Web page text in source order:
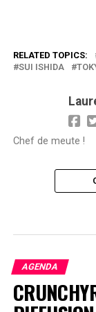
RELATED TOPICS:
SUI ISHIDA
Chef de meute !
AGENDA